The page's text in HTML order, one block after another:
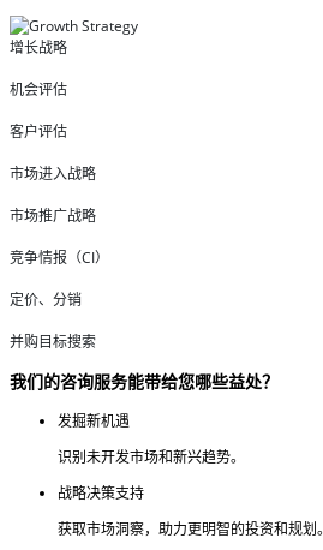
增长战略
机会评估
客户评估
市场进入战略
市场推广战略
竞争情报（CI）
定价、分销
并购目标搜索
我们的咨询服务能带给您哪些益处？
发掘新机遇
识别未开发市场和新兴趋势。
战略决策支持
获取市场洞察，助力更明智的投资和规划。